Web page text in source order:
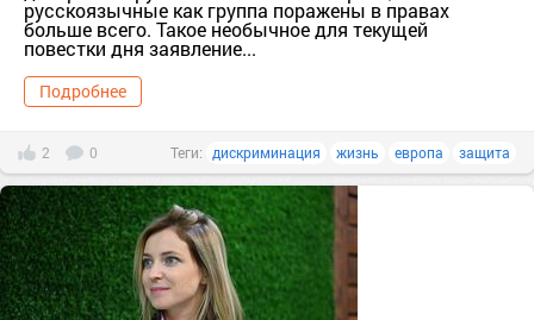
русскоязычные как группа поражены в правах
больше всего. Такое необычное для текущей
повестки дня заявление...
Подробнее
2 0 Теги: дискриминация жизнь европа защита